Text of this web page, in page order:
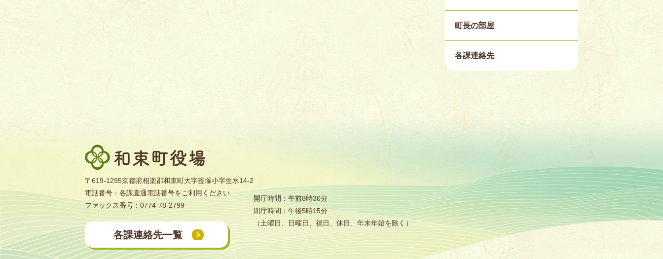
町長の部屋
各課連絡先
和
束
〒619-1295京都府相楽郡和束町大字釜塚小字生水14-2
電話番号：各課直通電話番号をご利用ください
ファックス番号：0774-78-2799
各課連絡先一覧
開庁時間：午前8時30分
閉庁時間：午後5時15分
（土曜日、日曜日、祝日、休日、年末年始を除く）